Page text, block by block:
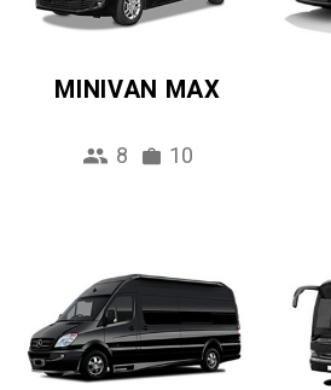
MINIVAN MAX
8 10